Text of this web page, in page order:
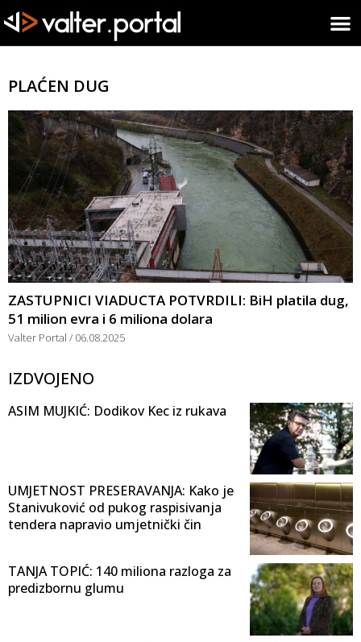
PLAĆEN DUG
ZASTUPNICI VIADUCTA POTVRDILI: BiH platila dug,
51 milion evra i 6 miliona dolara
Valter Portal 06.08.2025
IZDVOJENO
ASIM MUJKIĆ: Dodikov Kec iz rukava
UMJETNOST PRESERAVANJA: Kako je
Stanivuković od pukog raspisivanja
tendera napravio umjetnički čin
TANJA TOPIĆ: 140 miliona razloga za
predizbornu glumu